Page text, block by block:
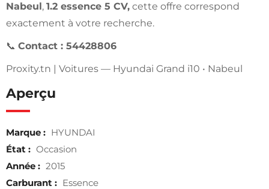
Nabeul, 1.2 essence 5 CV, cette offre correspond
exactement à votre recherche.
📞 Contact : 54428806
Proxity.tn | Voitures — Hyundai Grand i10 • Nabeul
Aperçu
Marque : HYUNDAI
État : Occasion
Année : 2015
Carburant : Essence